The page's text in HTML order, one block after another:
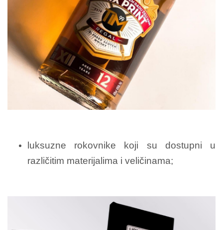
luksuzne rokovnike koji su dostupni u
različitim materijalima i veličinama;